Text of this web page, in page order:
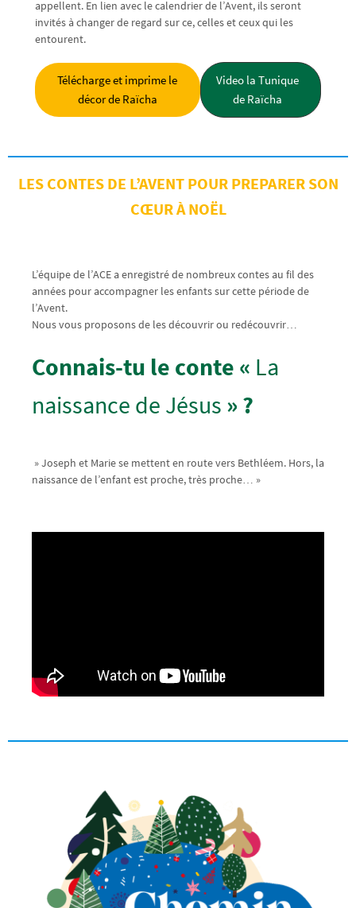
appellent. En lien avec le calendrier de l’Avent, ils seront
invités à changer de regard sur ce, celles et ceux qui les
entourent.
Télécharge et imprime le
décor de Raïcha
Video la Tunique
de Raïcha
LES CONTES DE L’AVENT POUR PREPARER SON
CŒUR À NOËL
L’équipe de l’ACE a enregistré de nombreux contes au fil des
années pour accompagner les enfants sur cette période de
l’Avent.
Nous vous proposons de les découvrir ou redécouvrir…
Connais-tu le conte « La
naissance de Jésus » ?
» Joseph et Marie se mettent en route vers Bethléem. Hors, la
naissance de l’enfant est proche, très proche… »